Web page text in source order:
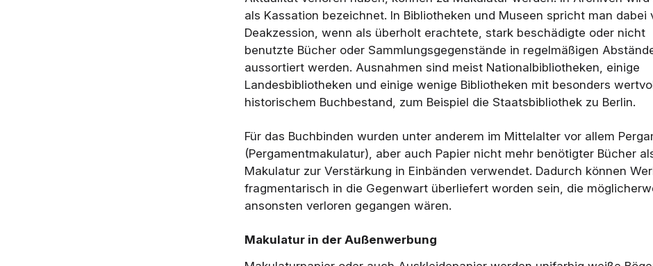
als Kassation bezeichnet. In Bibliotheken und Museen spricht man dabei
Deakzession, wenn als überholt erachtete, stark beschädigte oder nicht
benutzte Bücher oder Sammlungsgegenstände in regelmäßigen
aussortiert werden. Ausnahmen sind meist Nationalbibliotheken, einige
Landesbibliotheken und einige wenige Bibliotheken mit besonders
historischem Buchbestand, zum Beispiel die Staatsbibliothek zu Berlin.
Für das Buchbinden wurden unter anderem im Mittelalter vor allem
(Pergamentmakulatur), aber auch Papier nicht mehr benötigter Bücher
Makulatur zur Verstärkung in Einbänden verwendet. Dadurch können
fragmentarisch in die Gegenwart überliefert worden sein, die
ansonsten verloren gegangen wären.
Makulatur in der Außenwerbung